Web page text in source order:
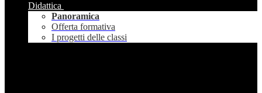
Didattica
Panoramica
Offerta formativa
I progetti delle classi